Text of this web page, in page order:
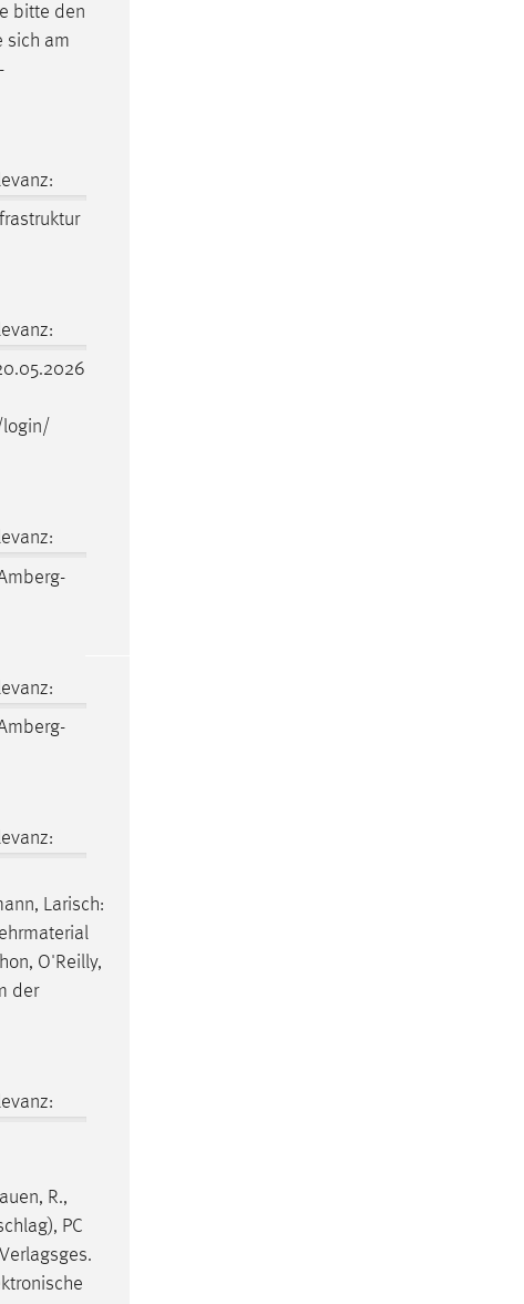
bitte den
sich am
Larisch:
O'Reilly,
der
R.,
PC